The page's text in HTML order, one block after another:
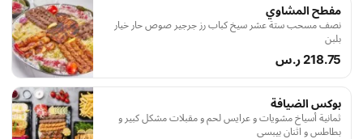
مفطح المشاوي
نصف مسحب ستة عشر سيخ كباب رز جرجير صوص حار خيار
بلبن
218.75 ر.س
بوكس الضيافة
ثمانية أسياخ مشويات و عرايس لحم و مقبلات مشكل كبير و
بطاطس و اثنان بيبسي